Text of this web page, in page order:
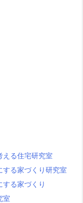
える住宅研究室
る家づくり研究室
る家づくり
室